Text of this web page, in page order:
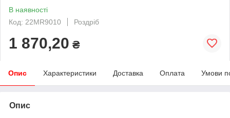
В наявності
Код: 22MR9010
Роздріб
1 870,20 ₴
Опис Характеристики Доставка Оплата Умови
Опис